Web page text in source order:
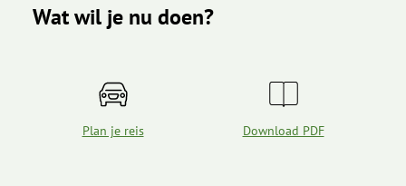
Wat wil je nu doen?
Plan je reis Download PDF